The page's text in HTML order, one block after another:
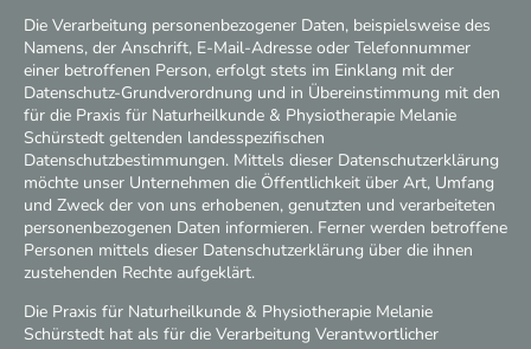
Die Verarbeitung personenbezogener Daten, beispielsweise des
Namens, der Anschrift, E-Mail-Adresse oder Telefonnummer
einer betroffenen Person, erfolgt stets im Einklang mit der
Datenschutz-Grundverordnung und in Übereinstimmung mit den
für die Praxis für Naturheilkunde & Physiotherapie Melanie
Schürstedt geltenden landesspezifischen
Datenschutzbestimmungen. Mittels dieser Datenschutzerklärung
möchte unser Unternehmen die Öffentlichkeit über Art, Umfang
und Zweck der von uns erhobenen, genutzten und verarbeiteten
personenbezogenen Daten informieren. Ferner werden betroffene
Personen mittels dieser Datenschutzerklärung über die ihnen
zustehenden Rechte aufgeklärt.
Die Praxis für Naturheilkunde & Physiotherapie Melanie
Schürstedt hat als für die Verarbeitung Verantwortlicher